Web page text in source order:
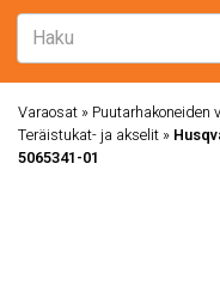
Varaosat » Puutarhakoneiden
Teräistukat- ja akselit »
5065341-01